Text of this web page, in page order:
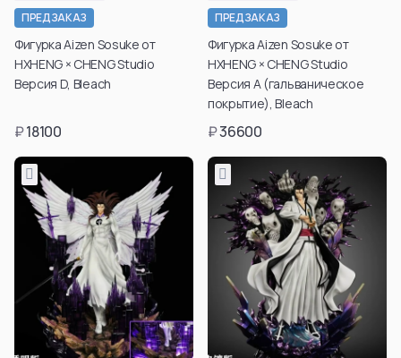
ПРЕДЗАКАЗ
Фигурка Aizen Sosuke от
HXHENG × CHENG Studio
Версия D, Bleach
₽18100
ПРЕДЗАКАЗ
Фигурка Aizen Sosuke от
HXHENG × CHENG Studio
Версия А (гальваническое
покрытие), Bleach
₽36600